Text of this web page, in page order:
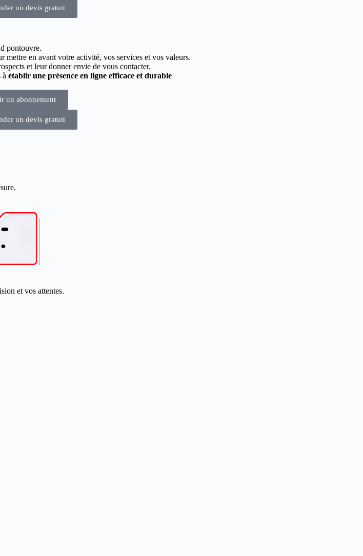
un devis gratuit
pontouvre.
mettre en avant votre activité, vos services et vos valeurs.
et leur donner envie de vous contacter.
à établir une présence en ligne efficace et durable
un abonnement
un devis gratuit
et vos attentes.